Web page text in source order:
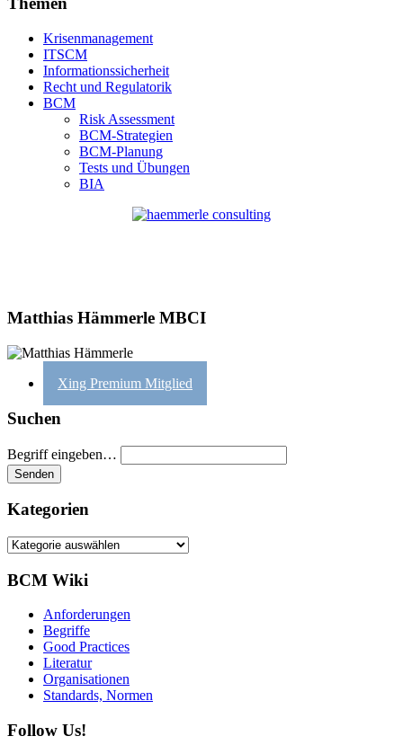
Krisenmanagement
ITSCM
Informationssicherheit
Recht und Regulatorik
BCM
Risk Assessment
BCM-Strategien
BCM-Planung
Tests und Übungen
BIA
Matthias Hämmerle MBCI
Xing Premium Mitglied
Suchen
Begriff eingeben…
Kategorien
Kategorien
BCM Wiki
Anforderungen
Begriffe
Good Practices
Literatur
Organisationen
Standards, Normen
Follow Us!